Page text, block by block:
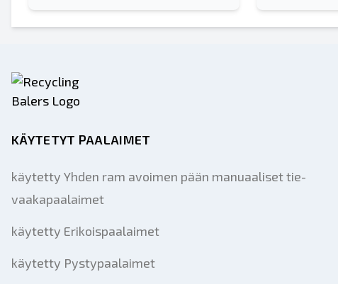
KÄYTETYT PAALAIMET
käytetty Yhden ram avoimen pään manuaaliset tie-
vaakapaalaimet
käytetty Erikoispaalaimet
käytetty Pystypaalaimet